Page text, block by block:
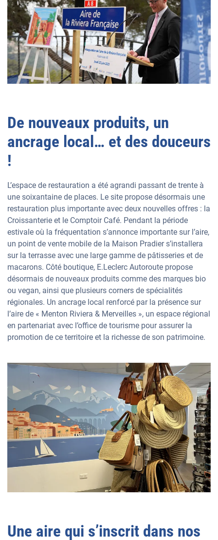
De nouveaux produits, un
ancrage local… et des douceurs
!
L’espace de restauration a été agrandi passant de trente à
une soixantaine de places. Le site propose désormais une
restauration plus importante avec deux nouvelles offres : la
Croissanterie et le Comptoir Café. Pendant la période
estivale où la fréquentation s’annonce importante sur l’aire,
un point de vente mobile de la Maison Pradier s’installera
sur la terrasse avec une large gamme de pâtisseries et de
macarons. Côté boutique, E.Leclerc Autoroute propose
désormais de nouveaux produits comme des marques bio
ou vegan, ainsi que plusieurs corners de spécialités
régionales. Un ancrage local renforcé par la présence sur
l’aire de « Menton Riviera & Merveilles », un espace régional
en partenariat avec l’office de tourisme pour assurer la
promotion de ce territoire et la richesse de son patrimoine.
Une aire qui s’inscrit dans nos